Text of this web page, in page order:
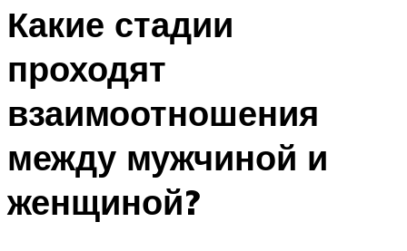
Какие стадии
проходят
взаимоотношения
между мужчиной и
женщиной?